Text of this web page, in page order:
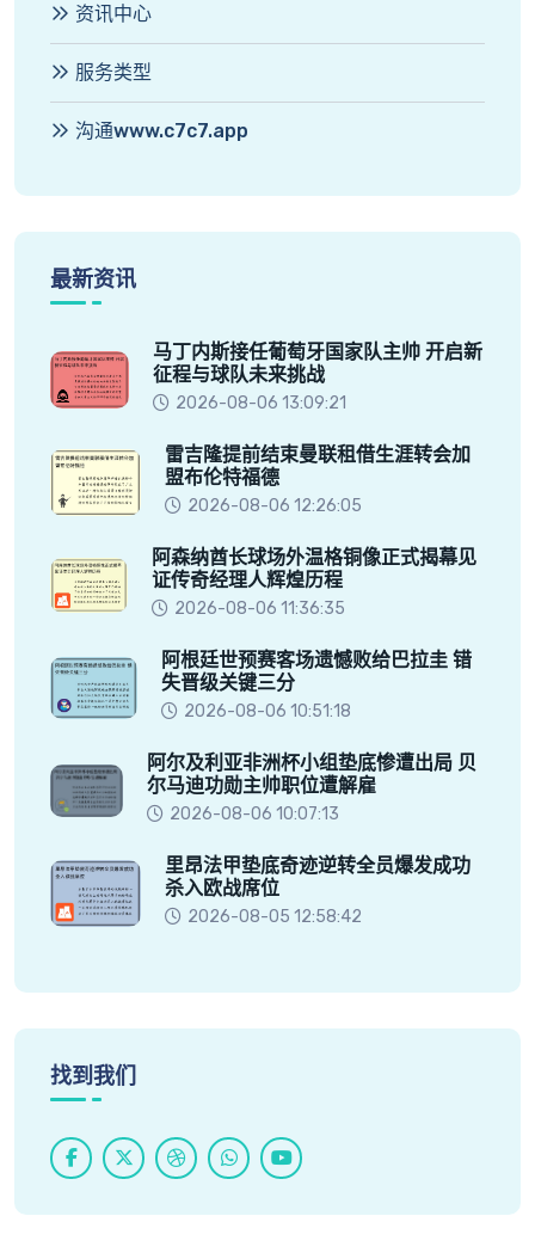
资讯中心
服务类型
沟通www.c7c7.app
最新资讯
马丁内斯接任葡萄牙国家队主帅 开启新
征程与球队未来挑战
2026-08-06 13:09:21
雷吉隆提前结束曼联租借生涯转会加
盟布伦特福德
2026-08-06 12:26:05
阿森纳酋长球场外温格铜像正式揭幕见
证传奇经理人辉煌历程
2026-08-06 11:36:35
阿根廷世预赛客场遗憾败给巴拉圭 错
失晋级关键三分
2026-08-06 10:51:18
阿尔及利亚非洲杯小组垫底惨遭出局 贝
尔马迪功勋主帅职位遭解雇
2026-08-06 10:07:13
里昂法甲垫底奇迹逆转全员爆发成功
杀入欧战席位
2026-08-05 12:58:42
找到我们